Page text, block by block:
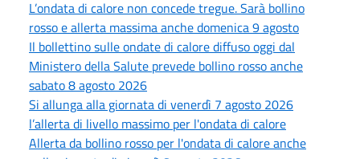
L’ondata di calore non concede tregue. Sarà bollino
rosso e allerta massima anche domenica 9 agosto
Il bollettino sulle ondate di calore diffuso oggi dal
Ministero della Salute prevede bollino rosso anche
sabato 8 agosto 2026
Si allunga alla giornata di venerdì 7 agosto 2026
l’allerta di livello massimo per l'ondata di calore
Allerta da bollino rosso per l'ondata di calore anche